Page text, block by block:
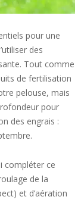
pour une
des
Tout comme
de fertilisation
pelouse, mais
pour
des engrais :
compléter ce
de la
et d’aération